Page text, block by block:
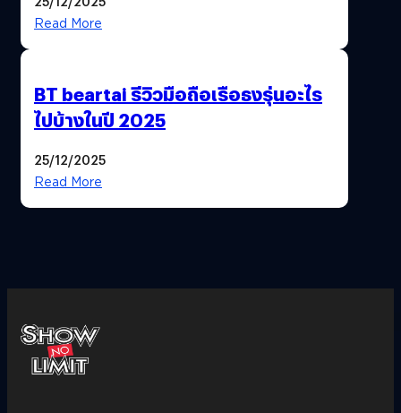
Read More
BT beartai รีวิวมือถือเรือธงรุ่นอะไร
ไปบ้างในปี 2025
25/12/2025
Read More